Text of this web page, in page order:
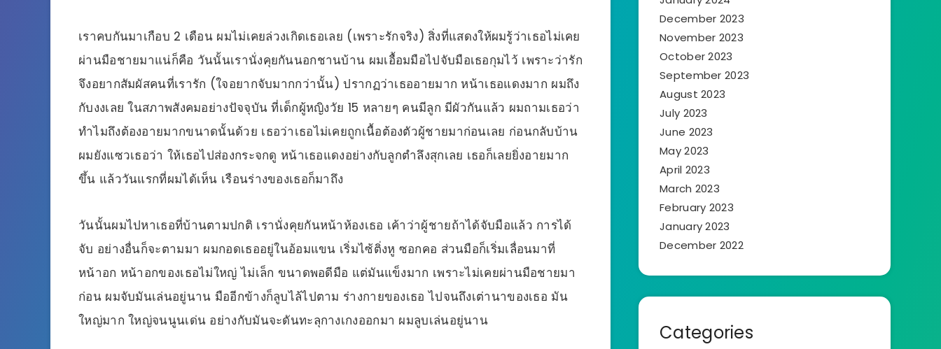
เราคบกันมาเกือบ 2 เดือน ผมไม่เคยล่วงเกิดเธอเลย (เพราะรักจริง) สิ่งที่แสดงให้ผมรู้ว่าเธอไม่เคย
ผ่านมือชายมาแน่ก็คือ วันนั้นเรานั่งคุยกันนอกชานบ้าน ผมเอื้อมมือไปจับมือเธอกุมไว้ เพราะว่ารัก
จึงอยากสัมผัสคนที่เรารัก (ใจอยากจับมากกว่านั้น) ปรากฏว่าเธออายมาก หน้าเธอแดงมาก ผมถึง
กับงงเลย ในสภาพสังคมอย่างปัจจุบัน ที่เด็กผู้หญิงวัย 15 หลายๆ คนมีลูก มีผัวกันแล้ว ผมถามเธอว่า
ทำไมถึงต้องอายมากขนาดนั้นด้วย เธอว่าเธอไม่เคยถูกเนื้อต้องตัวผู้ชายมาก่อนเลย ก่อนกลับบ้าน
ผมยังแซวเธอว่า ให้เธอไปส่องกระจกดู หน้าเธอแดงอย่างกับลูกตำลึงสุกเลย เธอก็เลยยิ่งอายมาก
ขึ้น แล้ววันแรกที่ผมได้เห็น เรือนร่างของเธอก็มาถึง
วันนั้นผมไปหาเธอที่บ้านตามปกติ เรานั่งคุยกันหน้าห้องเธอ เค้าว่าผู้ชายถ้าได้จับมือแล้ว การได้
จับ อย่างอื่นก็จะตามมา ผมกอดเธออยู่ในอ้อมแขน เริ่มไซ้ติ่งหู ซอกคอ ส่วนมือก็เริ่มเลื่อนมาที่
หน้าอก หน้าอกของเธอไม่ใหญ่ ไม่เล็ก ขนาดพอดีมือ แต่มันแข็งมาก เพราะไม่เคยผ่านมือชายมา
ก่อน ผมจับมันเล่นอยู่นาน มืออีกข้างก็ลูบไล้ไปตาม ร่างกายของเธอ ไปจนถึงเต่านาของเธอ มัน
ใหญ่มาก ใหญ่จนนูนเด่น อย่างกับมันจะดันทะลุกางเกงออกมา ผมลูบเล่นอยู่นาน
December 2023
November 2023
October 2023
September 2023
August 2023
July 2023
June 2023
May 2023
April 2023
March 2023
February 2023
January 2023
December 2022
Categories